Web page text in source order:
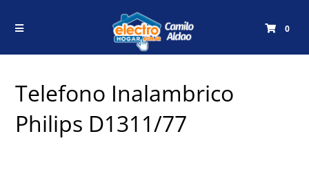
0
Telefono Inalambrico
Philips D1311/77